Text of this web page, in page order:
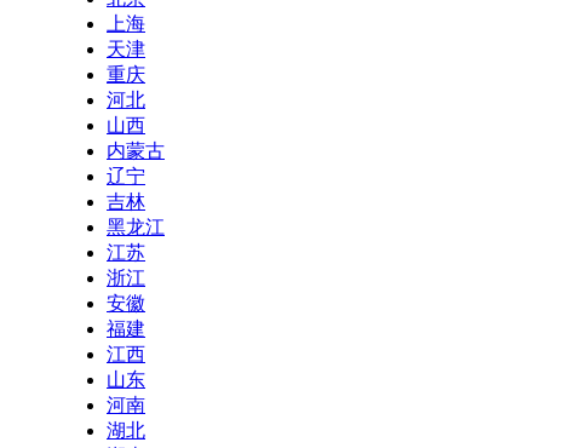
上海
天津
重庆
河北
山西
内蒙古
辽宁
吉林
黑龙江
江苏
浙江
安徽
福建
江西
山东
河南
湖北